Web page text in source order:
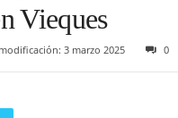
Vieques
3 marzo 2025 0